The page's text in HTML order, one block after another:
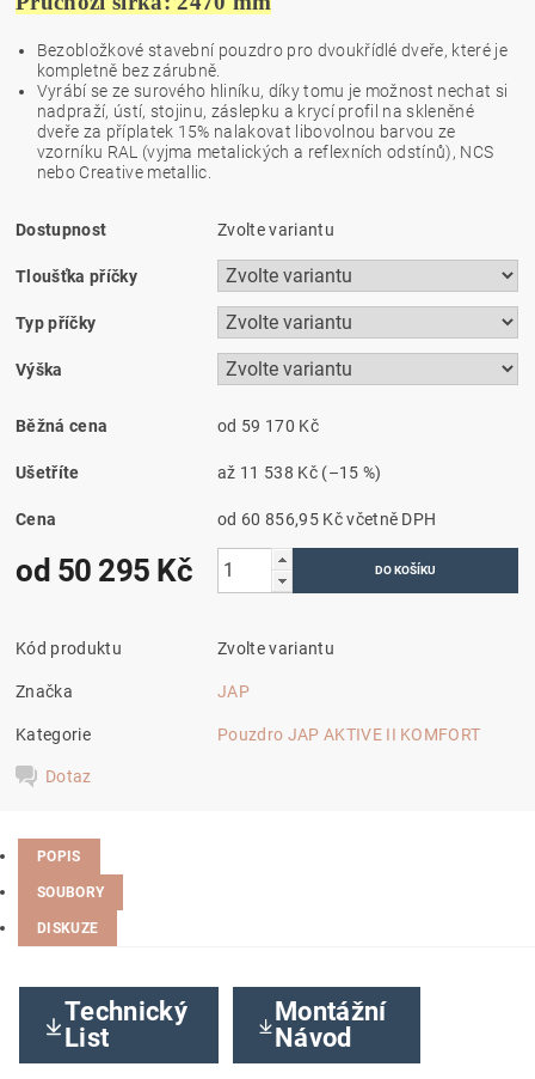
Bezobložkové stavební pouzdro pro dvoukřídlé dveře, které je
kompletně bez zárubně.
Vyrábí se ze surového hliníku, díky tomu je možnost nechat si
nadpraží, ústí, stojinu, záslepku a krycí profil na skleněné
dveře za příplatek 15% nalakovat libovolnou barvou ze
vzorníku RAL (vyjma metalických a reflexních odstínů), NCS
nebo Creative metallic.
Dostupnost Zvolte variantu
Tloušťka příčky
Typ příčky
Výška
Běžná cena od 59 170 Kč
Ušetříte až 11 538 Kč (–15 %)
Cena od 60 856,95 Kčvčetně DPH
od 50 295 Kč
Kód produktu Zvolte variantu
Značka JAP
Kategorie Pouzdro JAP AKTIVE II KOMFORT
Dotaz
POPIS
SOUBORY
DISKUZE
Technický
List
Montážní
Návod